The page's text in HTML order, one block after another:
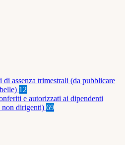
di assenza trimestrali (da pubblicare
12
e autorizzati ai dipendenti
non dirigenti) 69